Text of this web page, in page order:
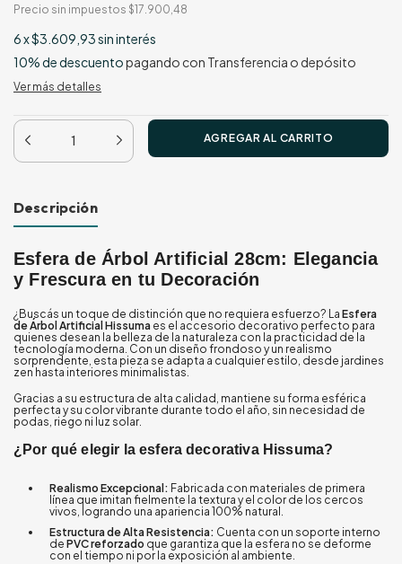
Precio sin impuestos $17.900,48
6x$3.609,93sin interés
10% de descuentopagando con Transferencia o depósito
Ver más detalles
Descripción
Esfera de Árbol Artificial 28cm: Elegancia
y Frescura en tu Decoración
¿Buscás un toque de distinción que no requiera esfuerzo? La Esfera
de Árbol Artificial Hissuma es el accesorio decorativo perfecto para
quienes desean la belleza de la naturaleza con la practicidad de la
tecnología moderna. Con un diseño frondoso y un realismo
sorprendente, esta pieza se adapta a cualquier estilo, desde jardines
zen hasta interiores minimalistas.
Gracias a su estructura de alta calidad, mantiene su forma esférica
perfecta y su color vibrante durante todo el año, sin necesidad de
podas, riego ni luz solar.
¿Por qué elegir la esfera decorativa Hissuma?
Realismo Excepcional: Fabricada con materiales de primera
línea que imitan fielmente la textura y el color de los cercos
vivos, logrando una apariencia 100% natural.
Estructura de Alta Resistencia: Cuenta con un soporte interno
de PVC reforzado que garantiza que la esfera no se deforme
con el tiempo ni por la exposición al ambiente.